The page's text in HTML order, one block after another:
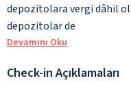
depozitolara vergi dâhil
depozitolar de
Devamını Oku
Check-in Açıklamaları